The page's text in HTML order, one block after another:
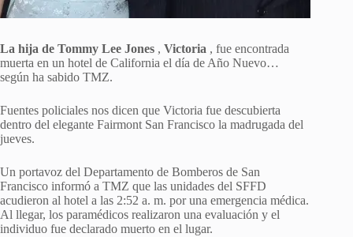
La hija de Tommy Lee Jones , Victoria , fue encontrada
muerta en un hotel de California el día de Año Nuevo…
según ha sabido TMZ.
Fuentes policiales nos dicen que Victoria fue descubierta
dentro del elegante Fairmont San Francisco la madrugada del
jueves.
Un portavoz del Departamento de Bomberos de San
Francisco informó a TMZ que las unidades del SFFD
acudieron al hotel a las 2:52 a. m. por una emergencia médica.
Al llegar, los paramédicos realizaron una evaluación y el
individuo fue declarado muerto en el lugar.